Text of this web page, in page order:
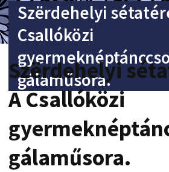
Szërdehelyi
Csallóközi
gálaműsora.
Szërdehelyi
A Csallóközi
gálaműsora.